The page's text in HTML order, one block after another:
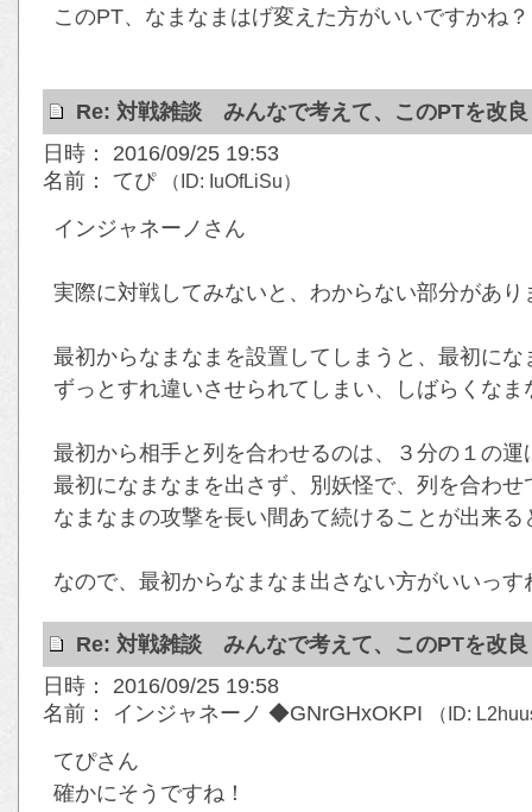
このPT、なまなまはげ変えた方がいいですかね？
Re: 対戦雑談 みんなで考えて、このPTを改
日時： 2016/09/25 19:53
名前： てぴ
（ID: IuOfLiSu）
インジャネーノさん
実際に対戦してみないと、わからない部分があり
最初からなまなまを設置してしまうと、最初に
ずっとすれ違いさせられてしまい、しばらくな
最初から相手と列を合わせるのは、３分の１の
最初になまなまを出さず、別妖怪で、列を合わ
なまなまの攻撃を長い間あて続けることが出来る
なので、最初からなまなま出さない方がいいっす
Re: 対戦雑談 みんなで考えて、このPTを改
日時： 2016/09/25 19:58
名前： インジャネーノ ◆GNrGHxOKPI
（ID:
てぴさん
確かにそうですね！